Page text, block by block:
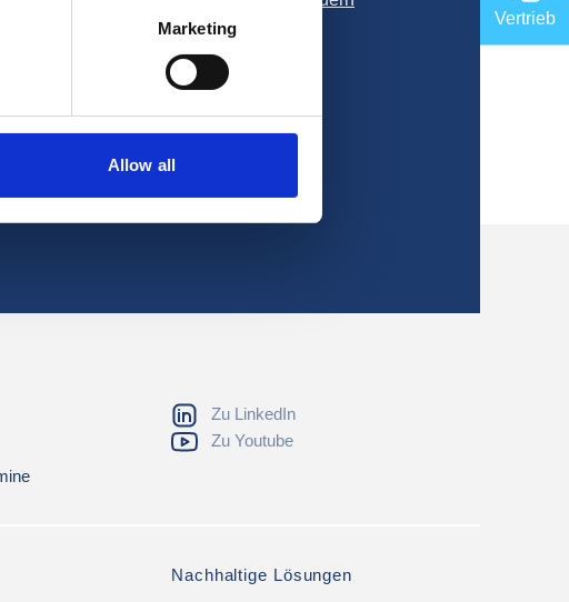
Marketing
Allow all
um alle Inhalte zu laden.
Zu LinkedIn
Zu Youtube
Nachhaltige Lösungen
Vertrieb